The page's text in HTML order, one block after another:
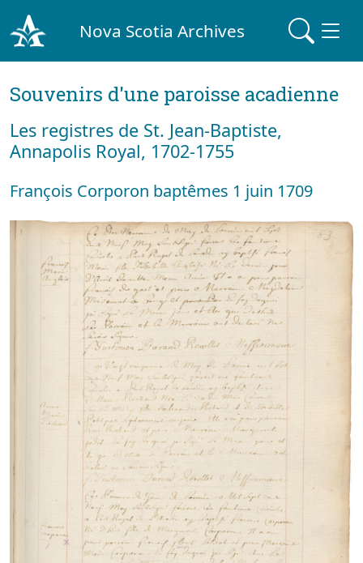
Nova Scotia Archives
Souvenirs d'une paroisse acadienne
Les registres de St. Jean-Baptiste,
Annapolis Royal, 1702-1755
François Corporon baptêmes 1 juin 1709